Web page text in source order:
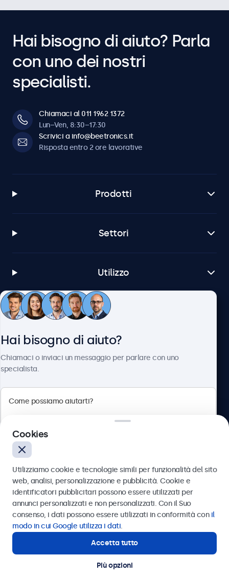
Hai bisogno di aiuto? Parla
con uno dei nostri
specialisti.
Chiamaci al 011 1962 1372
Lun–Ven, 8:30–17:30
Scrivici a info@beetronics.it
Risposta entro 2 ore lavorative
Prodotti
Settori
Utilizzo
Servizio Clienti
Italiano
© 2026 Beetronics
Hai bisogno di aiuto?
Chiamaci o inviaci un messaggio per parlare con uno
specialista.
Inviare
Oppure chiamaci al
Contatta i nostri esperti
Cookies
Utilizziamo cookie e tecnologie simili per funzionalità del sito
web, analisi, personalizzazione e pubblicità. Cookie e
identificatori pubblicitari possono essere utilizzati per
annunci personalizzati e non personalizzati. Con il Suo
consenso, i dati possono essere utilizzati in conformità con il
modo in cui Google utilizza i dati.
Accetta tutto
Più opzioni